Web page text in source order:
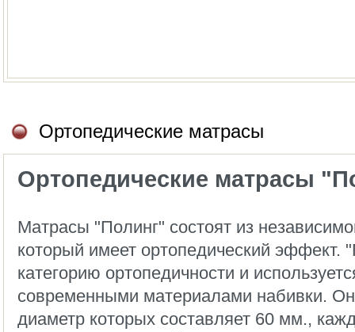
Ортопедические матрасы
Ортопедические матрасы
Матрасы "Полинг" состоят из
который имеет ортопедический эффект.
категорию ортопедичности и
современными материалами набивки. Он
диаметр которых составляет 60 мм.,